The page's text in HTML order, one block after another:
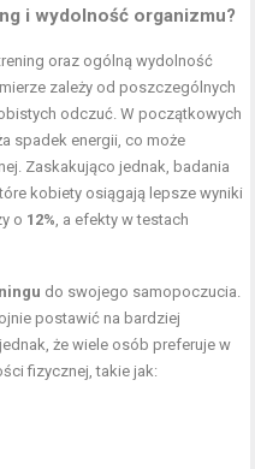
iwydolność organizmu?
oraz ogólną wydolność
zależy od poszczególnych
odczuć. W początkowych
spadek energii, co może
Zaskakująco jednak, badania
kobiety osiągają lepsze wyniki
o 12%, a efekty w testach
do swojego samopoczucia.
postawić na bardziej
że wiele osób preferuje w
fizycznej, takie jak: